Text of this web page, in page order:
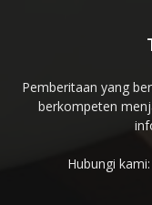
Pemberitaan yang
berkompeten
Hubungi kami: